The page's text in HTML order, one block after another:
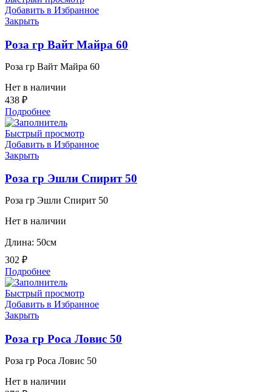
Добавить в Избранное
Закрыть
Роза гр Вайт Майра 60
Роза гр Вайт Майра 60
Нет в наличии
438 ₽
Подробнее
Быстрый просмотр
Добавить в Избранное
Закрыть
Роза гр Эшли Спирит 50
Роза гр Эшли Спирит 50
Нет в наличии
Длина: 50см
302 ₽
Подробнее
Быстрый просмотр
Добавить в Избранное
Закрыть
Роза гр Роса Ловис 50
Роза гр Роса Ловис 50
Нет в наличии